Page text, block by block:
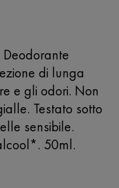
Deodorante
di lunga
e gli odori. Non
Testato sotto
sensibile.
50ml.